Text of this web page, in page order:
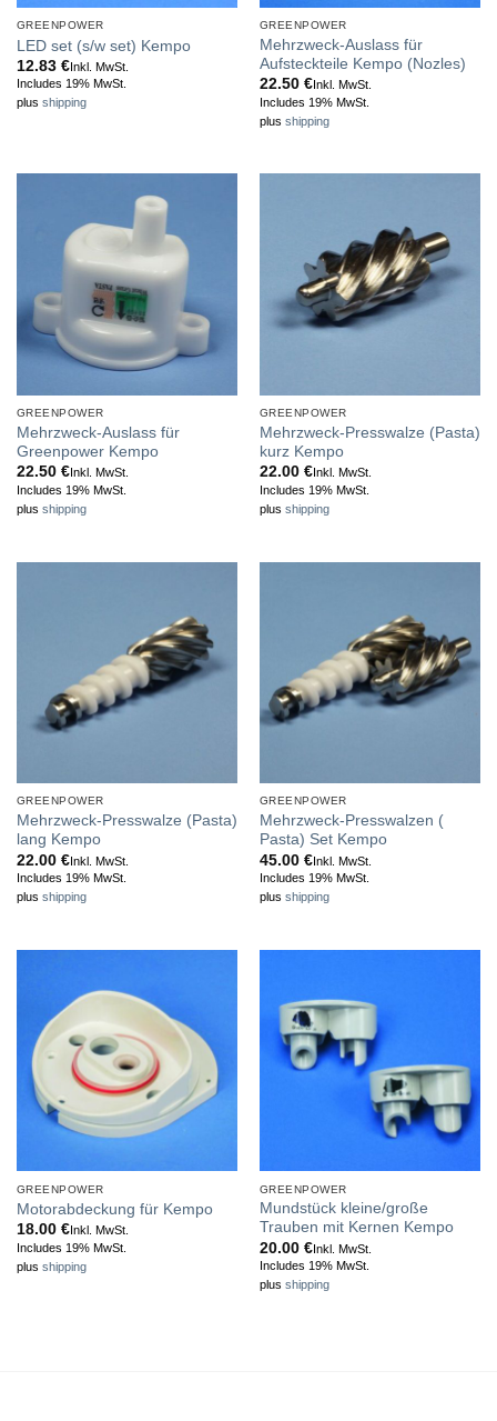
GREENPOWER
LED set (s/w set) Kempo
12.83 €Inkl. MwSt.
Includes 19% MwSt.
plus shipping
GREENPOWER
Mehrzweck-Auslass für
Aufsteckteile Kempo (Nozles)
22.50 €Inkl. MwSt.
Includes 19% MwSt.
plus shipping
GREENPOWER
Mehrzweck-Auslass für
Greenpower Kempo
22.50 €Inkl. MwSt.
Includes 19% MwSt.
plus shipping
GREENPOWER
Mehrzweck-Presswalze (Pasta)
kurz Kempo
22.00 €Inkl. MwSt.
Includes 19% MwSt.
plus shipping
GREENPOWER
Mehrzweck-Presswalze (Pasta)
lang Kempo
22.00 €Inkl. MwSt.
Includes 19% MwSt.
plus shipping
GREENPOWER
Mehrzweck-Presswalzen (
Pasta) Set Kempo
45.00 €Inkl. MwSt.
Includes 19% MwSt.
plus shipping
GREENPOWER
Motorabdeckung für Kempo
18.00 €Inkl. MwSt.
Includes 19% MwSt.
plus shipping
GREENPOWER
Mundstück kleine/große
Trauben mit Kernen Kempo
20.00 €Inkl. MwSt.
Includes 19% MwSt.
plus shipping